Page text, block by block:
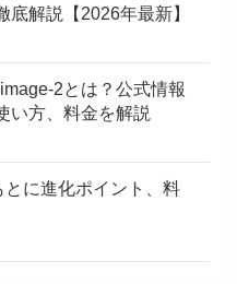
解説【2026年最新】
2とは？公式情報
い方、料金を解説
に進化ポイント、料